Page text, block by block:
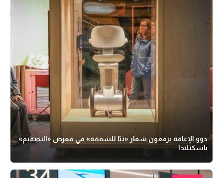
ذوو الإعاقة يرفعون شعار «تبًا للشفقة» في معرض «التصميم»
باسكتلندا